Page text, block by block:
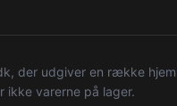
der udgiver en række
ikke varerne på lager.